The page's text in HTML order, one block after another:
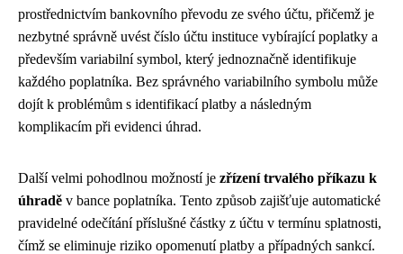
prostřednictvím bankovního převodu ze svého účtu, přičemž je
nezbytné správně uvést číslo účtu instituce vybírající poplatky a
především variabilní symbol, který jednoznačně identifikuje
každého poplatníka. Bez správného variabilního symbolu může
dojít k problémům s identifikací platby a následným
komplikacím při evidenci úhrad.
Další velmi pohodlnou možností je zřízení trvalého příkazu k
úhradě v bance poplatníka. Tento způsob zajišťuje automatické
pravidelné odečítání příslušné částky z účtu v termínu splatnosti,
čímž se eliminuje riziko opomenutí platby a případných sankcí.